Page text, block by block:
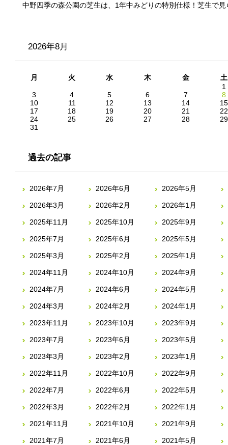
中野四季の森公園の芝生は、1年中みどりの特別仕様！芝生で
2026年8月
月 火 水 木 金
土
1
3
4 5 6 7
8
10
11 12 13 14
15
17
18 19 20 21
22
24
25 26 27 28
29
31
過去の記事
2026年7月 2026年6月 2026年5月
2026年3月 2026年2月 2026年1月
2025年11月 2025年10月 2025年9月
2025年7月 2025年6月 2025年5月
2025年3月 2025年2月 2025年1月
2024年11月 2024年10月 2024年9月
2024年7月 2024年6月 2024年5月
2024年3月 2024年2月 2024年1月
2023年11月 2023年10月 2023年9月
2023年7月 2023年6月 2023年5月
2023年3月 2023年2月 2023年1月
2022年11月 2022年10月 2022年9月
2022年7月 2022年6月 2022年5月
2022年3月 2022年2月 2022年1月
2021年11月 2021年10月 2021年9月
2021年7月 2021年6月 2021年5月